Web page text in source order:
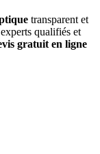
transparent et
qualifiés et
gratuit en ligne